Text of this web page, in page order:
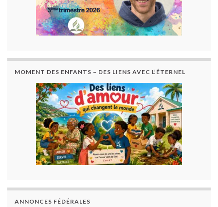
MOMENT DES ENFANTS – DES LIENS AVEC L’ÉTERNEL
ANNONCES FÉDÉRALES